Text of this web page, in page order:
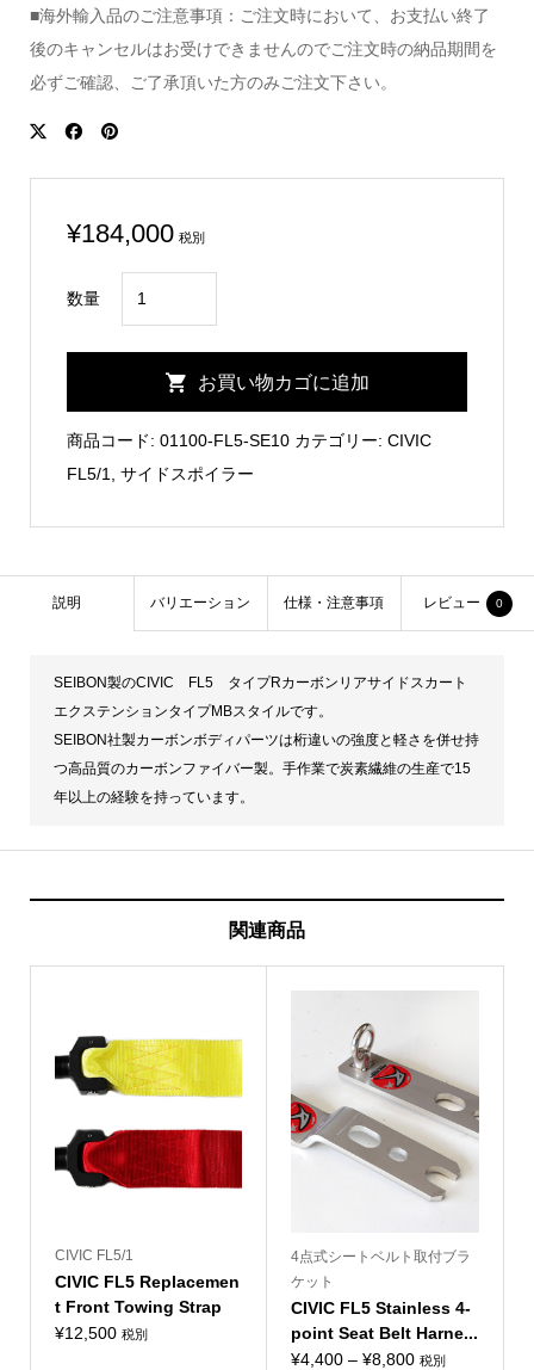
■海外輸入品のご注意事項：ご注文時において、お支払い終了
後のキャンセルはお受けできませんのでご注文時の納品期間を
必ずご確認、ご了承頂いた方のみご注文下さい。
¥184,000 税別
数量
FL5
Carbon
Skirt
Extension/SEIBON
お買い物カゴに追加
商品コード: 01100-FL5-SE10 カテゴリー: CIVIC
FL5/1
サイドスポイラー
説明 バリエーション 仕様・注意事項 レビュー 0
SEIBON製のCIVIC FL5 タイプRカーボンリアサイドスカート
エクステンションタイプMBスタイルです。
SEIBON社製カーボンボディパーツは桁違いの強度と軽さを併せ持
つ高品質のカーボンファイバー製。手作業で炭素繊維の生産で15
年以上の経験を持っています。
関連商品
CIVIC FL5/1
CIVIC FL5 Replacemen
t Front Towing Strap
¥12,500 税別
4点式シートベルト取付ブラ
ケット
CIVIC FL5 Stainless 4-
point Seat Belt Harne...
¥4,400 – ¥8,800価税別